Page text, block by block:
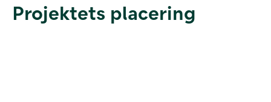
Projektets placering